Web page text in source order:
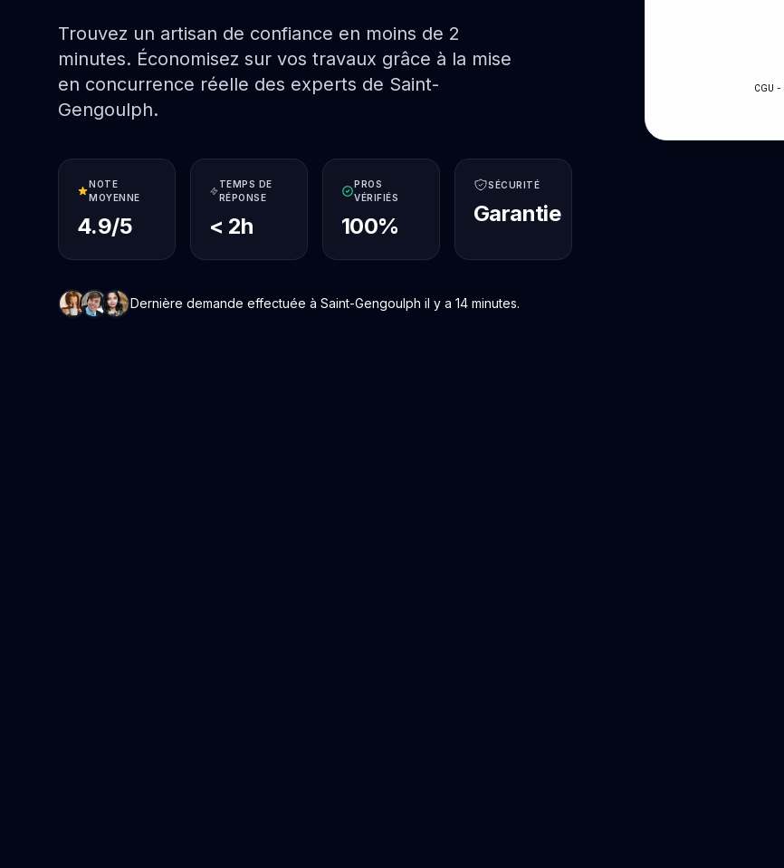
Trouvez un artisan de confiance en moins de 2
minutes. Économisez sur vos travaux grâce à la mise
en concurrence réelle des experts de Saint-
Gengoulph.
NOTE
MOYENNE
4.9/5
TEMPS DE
RÉPONSE
< 2h
PROS
VÉRIFIÉS
100%
SÉCURITÉ
Garantie
Dernière demande effectuée à Saint-Gengoulph il y a 14 minutes.
CGU -